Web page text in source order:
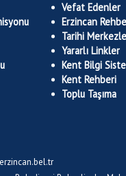
Vefat Edenler
Erzincan
Tarihi
Yararlı Linkler
Kent Bilgi
Kent Rehberi
Toplu Taşıma